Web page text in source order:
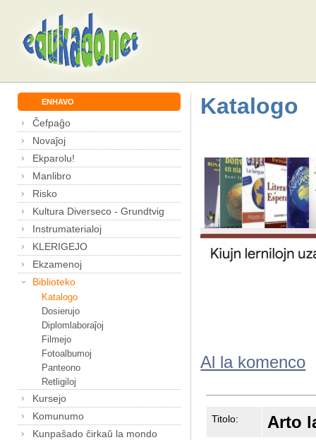
ENHAVO
Ĉefpaĝo
Novaĵoj
Ekparolu!
Manlibro
Risko
Kultura Diverseco - Grundtvig
Instrumaterialoj
KLERIGEJO
Ekzamenoj
Biblioteko
Katalogo
Dosierujo
Diplomlaboraĵoj
Filmejo
Fotoalbumoj
Panteono
Retligiloj
Kursejo
Komunumo
Kunpaŝado ĉirkaŭ la mondo
Katalogo
Al la komenco
Titolo: Arto